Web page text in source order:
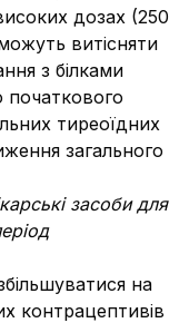
дозах (250
витісняти
з білками
тиреоїдних
загального
засоби для
на
контрацептивів